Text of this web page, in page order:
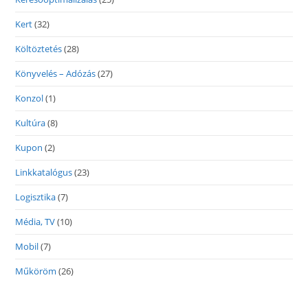
Kert(32)
Költöztetés(28)
Könyvelés – Adózás(27)
Konzol(1)
Kultúra(8)
Kupon (2)
Linkkatalógus(23)
Logisztika(7)
Média, TV(10)
Mobil(7)
Műköröm (26)